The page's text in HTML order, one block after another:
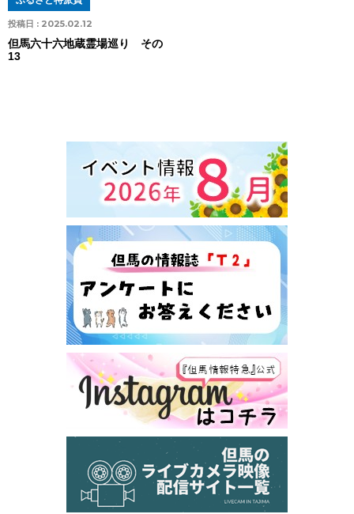
投稿日 : 2025.02.12
但馬六十六地蔵霊場巡り その
13